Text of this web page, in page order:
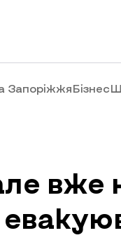
ЗапоріжжяБізнес
вже